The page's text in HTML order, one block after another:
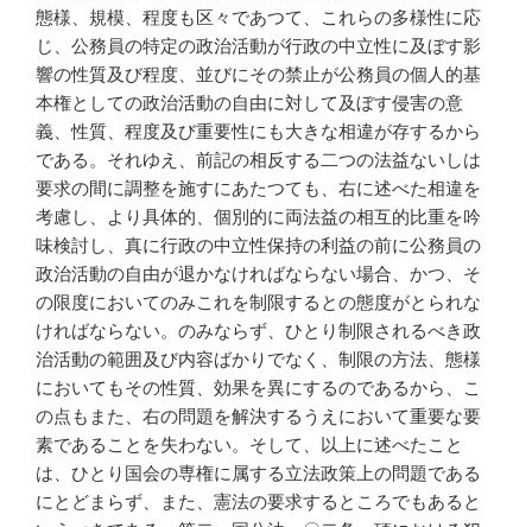
態様、規模、程度も区々であつて、これらの多様性に応
じ、公務員の特定の政治活動が行政の中立性に及ぼす影
響の性質及び程度、並びにその禁止が公務員の個人的基
本権としての政治活動の自由に対して及ぼす侵害の意
義、性質、程度及び重要性にも大きな相違が存するから
である。それゆえ、前記の相反する二つの法益ないしは
要求の間に調整を施すにあたつても、右に述べた相違を
考慮し、より具体的、個別的に両法益の相互的比重を吟
味検討し、真に行政の中立性保持の利益の前に公務員の
政治活動の自由が退かなければならない場合、かつ、そ
の限度においてのみこれを制限するとの態度がとられな
ければならない。のみならず、ひとり制限されるべき政
治活動の範囲及び内容ばかりでなく、制限の方法、態様
においてもその性質、効果を異にするのであるから、こ
の点もまた、右の問題を解決するうえにおいて重要な要
素であることを失わない。そして、以上に述べたこと
は、ひとり国会の専権に属する立法政策上の問題である
にとどまらず、また、憲法の要求するところでもあると